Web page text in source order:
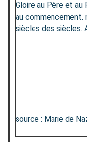
Gloire au Père et
au commencement,
siècles des siècles.
source : Marie de